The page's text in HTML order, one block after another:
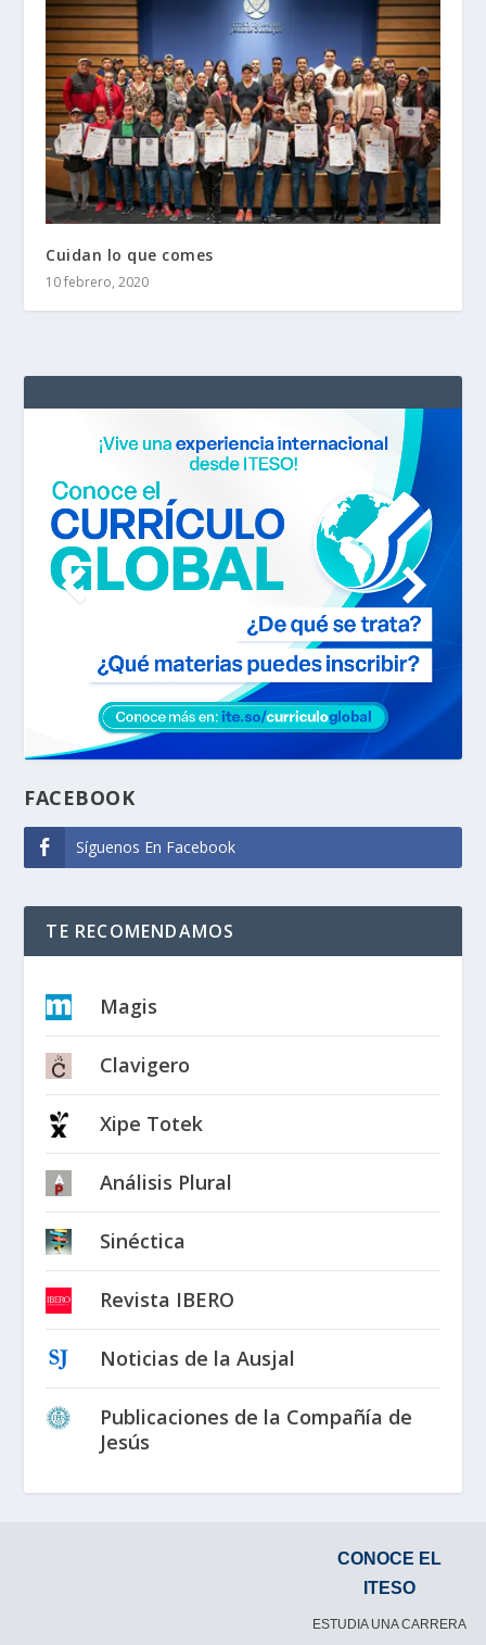
Cuidan lo que comes
10 febrero, 2020
FACEBOOK
Síguenos En Facebook
TE RECOMENDAMOS
Magis
Clavigero
Xipe Totek
Análisis Plural
Sinéctica
Revista IBERO
Noticias de la Ausjal
Publicaciones de la Compañía de
Jesús
CONOCE EL
ITESO
ESTUDIA UNA CARRERA